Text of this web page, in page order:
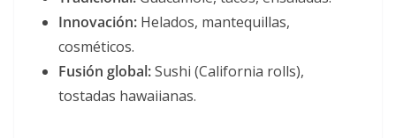
Innovación: Helados, mantequillas,
cosméticos.
Fusión global:Sushi (California rolls),
tostadas hawaiianas.